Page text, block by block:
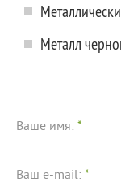
Металл
Ваше имя: *
Ваш e-mail: *